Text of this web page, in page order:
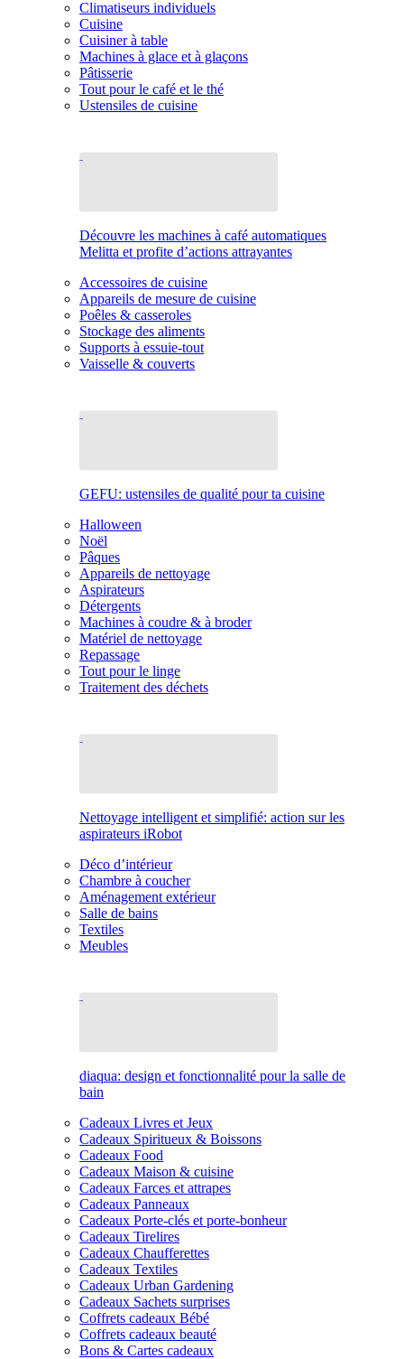
Climatiseurs individuels
Cuisine
Cuisiner à table
Machines à glace et à glaçons
Pâtisserie
Tout pour le café et le thé
Ustensiles de cuisine
Découvre les machines à café automatiques
Melitta et profite d’actions attrayantes
Accessoires de cuisine
Appareils de mesure de cuisine
Poêles & casseroles
Stockage des aliments
Supports à essuie-tout
Vaisselle & couverts
GEFU: ustensiles de qualité pour ta cuisine
Halloween
Noël
Pâques
Appareils de nettoyage
Aspirateurs
Détergents
Machines à coudre & à broder
Matériel de nettoyage
Repassage
Tout pour le linge
Traitement des déchets
Nettoyage intelligent et simplifié: action sur les
aspirateurs iRobot
Déco d’intérieur
Chambre à coucher
Aménagement extérieur
Salle de bains
Textiles
Meubles
diaqua: design et fonctionnalité pour la salle de
bain
Cadeaux Livres et Jeux
Cadeaux Spiritueux & Boissons
Cadeaux Food
Cadeaux Maison & cuisine
Cadeaux Farces et attrapes
Cadeaux Panneaux
Cadeaux Porte-clés et porte-bonheur
Cadeaux Tirelires
Cadeaux Chaufferettes
Cadeaux Textiles
Cadeaux Urban Gardening
Cadeaux Sachets surprises
Coffrets cadeaux Bébé
Coffrets cadeaux beauté
Bons & Cartes cadeaux